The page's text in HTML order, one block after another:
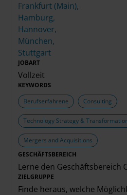
Frankfurt (Main),
Hamburg,
Hannover,
München,
Stuttgart
JOBART
Vollzeit
KEYWORDS
Berufserfahrene
Consulting
Technology Strategy &
Mergers and Acquisitions
GESCHÄFTSBEREICH
Lerne den Geschäftsbereich
ZIELGRUPPE
Finde heraus, welche